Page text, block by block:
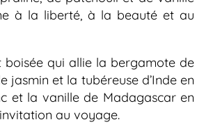
à la liberté, à la beauté et au
qui allie la bergamote de
jasmin et la tubéreuse d’Inde en
et la vanille de Madagascar en
au voyage.